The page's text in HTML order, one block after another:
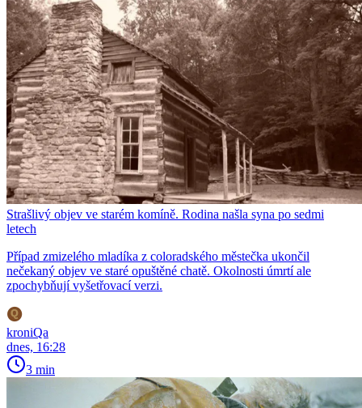
Strašlivý objev ve starém komíně. Rodina našla syna po sedmi
letech
Případ zmizelého mladíka z coloradského městečka ukončil
nečekaný objev ve staré opuštěné chatě. Okolnosti úmrtí ale
zpochybňují vyšetřovací verzi.
kroniQa
dnes, 16:28
3 min